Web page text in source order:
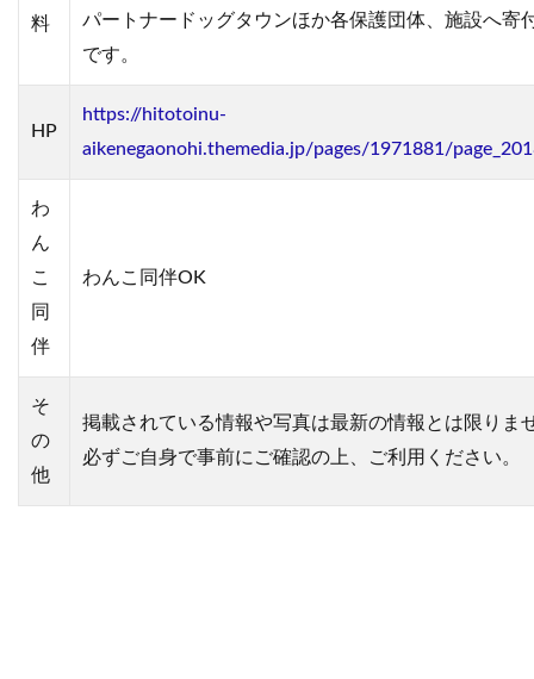
料
パートナードッグタウンほか各保護団体、施設へ寄
です。
HP
https://hitotoinu-
aikenegaonohi.themedia.jp/pages/1971881/
わ
ん
こ
同
伴
わんこ同伴OK
そ
の
他
掲載されている情報や写真は最新の情報とは限りま
必ずご自身で事前にご確認の上、ご利用ください。